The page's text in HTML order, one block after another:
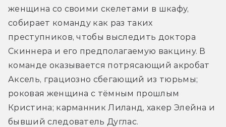
женщина со своими скелетами в шкафу,
собирает команду как раз таких
преступников, чтобы выследить доктора
Скиннера и его предполагаемую вакцину. В
команде оказывается потрясающий акробат
Аксель, грациозно сбегающий из тюрьмы;
роковая женщина с тёмным прошлым
Кристина; карманник Лиланд, хакер Элейна и
бывший следователь Дуглас.